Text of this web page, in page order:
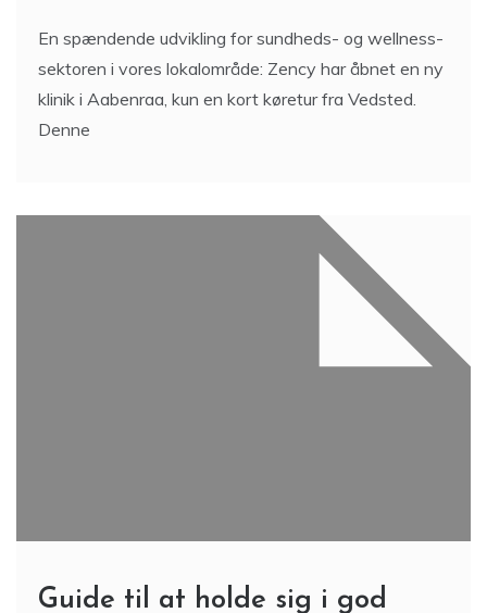
En spændende udvikling for sundheds- og wellness-
sektoren i vores lokalområde: Zency har åbnet en ny
klinik i Aabenraa, kun en kort køretur fra Vedsted.
Denne
Guide til at holde sig i god